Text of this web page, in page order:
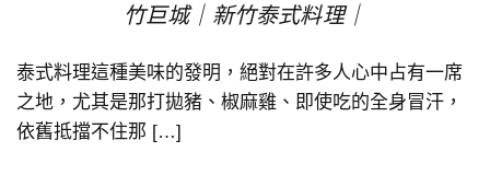
竹巨城｜新竹泰式料理｜
泰式料理這種美味的發明，絕對在許多人心中占有一席
之地，尤其是那打拋豬、椒麻雞、即使吃的全身冒汗，
依舊抵擋不住那 […]